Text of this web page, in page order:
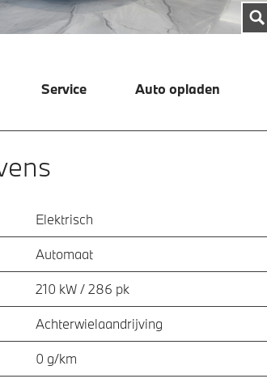
Service Auto opladen
Elektrisch
Automaat
210 kW / 286 pk
Achterwielaandrijving
0 g/km